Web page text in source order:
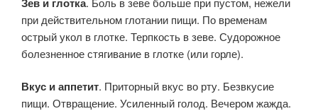
при действительном глотании пищи. По временам
острый укол в глотке. Терпкость в зеве. Судорожное
болезненное стягивание в глотке (или горле).
Вкус и аппетит. Приторный вкус во рту. Безвкусие
пищи. Отвращение. Усиленный голод. Вечером жажда.